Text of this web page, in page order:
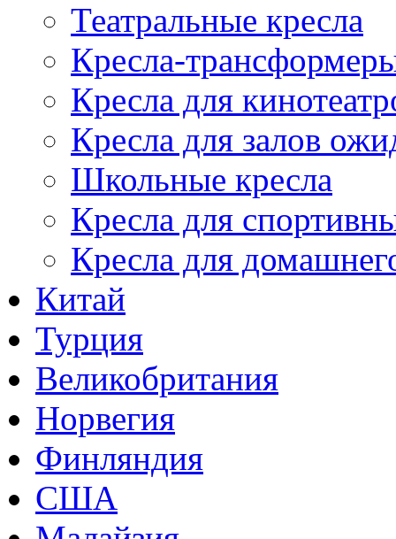
Театральные кресла
Кресла-
Кресла для
Кресла для залов
Школьные кресла
Кресла для
Кресла для
Китай
Турция
Великобритания
Норвегия
Финляндия
США